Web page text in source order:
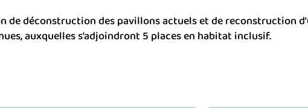
de déconstruction des pavillons actuels et de reconstruction
auxquelles s’adjoindront 5 places en habitat inclusif.